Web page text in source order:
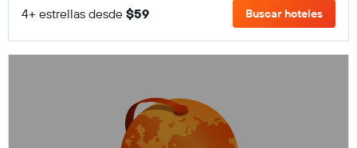
4+ estrellas desde $59 Buscar hoteles